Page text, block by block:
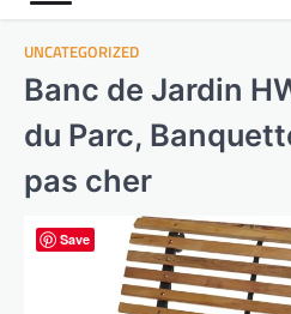
UNCATEGORIZED
Banc de Jardin
du Parc,
pas cher
Save